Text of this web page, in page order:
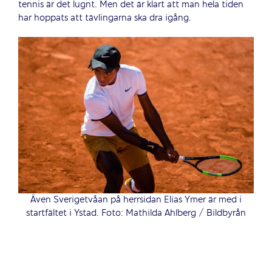
tennis är det lugnt. Men det är klart att man hela tiden
har hoppats att tävlingarna ska dra igång.
Även Sverigetvåan på herrsidan Elias Ymer är med i
startfältet i Ystad. Foto: Mathilda Ahlberg / Bildbyrån